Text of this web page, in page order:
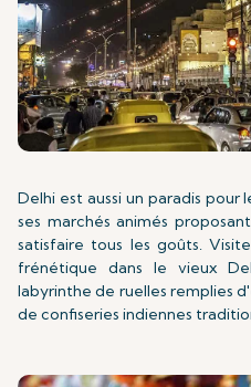
Delhi est aussi un paradis pour
ses marchés animés
satisfaire tous les goûts.
frénétique dans le vieux
labyrinthe de ruelles remplies
de confiseries indiennes